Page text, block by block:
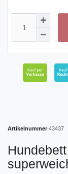
Artikelnummer 43437